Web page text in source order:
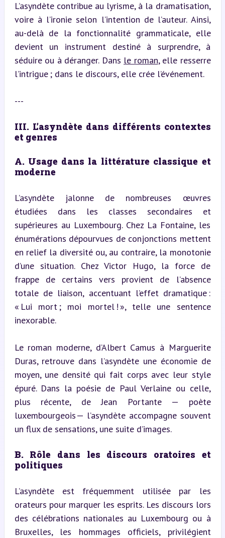
L’asyndète contribue au lyrisme, à la dramatisation,
voire à l’ironie selon l’intention de l’auteur. Ainsi,
au-delà de la fonctionnalité grammaticale, elle
devient un instrument destiné à surprendre, à
séduire ou à déranger. Dans le roman, elle resserre
l’intrigue ; dans le discours, elle crée l’événement.
---
III. L’asyndète dans différents contextes
et genres
A. Usage dans la littérature classique et
moderne
L’asyndète jalonne de nombreuses œuvres
étudiées dans les classes secondaires et
supérieures au Luxembourg. Chez La Fontaine, les
énumérations dépourvues de conjonctions mettent
en relief la diversité ou, au contraire, la monotonie
d’une situation. Chez Victor Hugo, la force de
frappe de certains vers provient de l’absence
totale de liaison, accentuant l’effet dramatique :
« Lui mort ; moi mortel ! », telle une sentence
inexorable.
Le roman moderne, d’Albert Camus à Marguerite
Duras, retrouve dans l’asyndète une économie de
moyen, une densité qui fait corps avec leur style
épuré. Dans la poésie de Paul Verlaine ou celle,
plus récente, de Jean Portante — poète
luxembourgeois — l’asyndète accompagne souvent
un flux de sensations, une suite d’images.
B. Rôle dans les discours oratoires et
politiques
L’asyndète est fréquemment utilisée par les
orateurs pour marquer les esprits. Les discours lors
des célébrations nationales au Luxembourg ou à
Bruxelles, les hommages officiels, privilégient